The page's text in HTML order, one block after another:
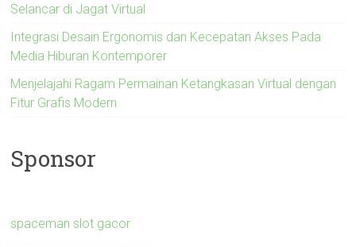
Selancar di Jagat Virtual
Integrasi Desain Ergonomis dan Kecepatan Akses Pada
Media Hiburan Kontemporer
Menjelajahi Ragam Permainan Ketangkasan Virtual dengan
Fitur Grafis Modern
Sponsor
spaceman slot gacor